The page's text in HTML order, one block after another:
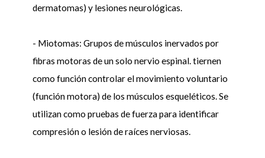
dermatomas) y lesiones neurológicas.
- Miotomas: Grupos de músculos inervados por
fibras motoras de un solo nervio espinal. tiernen
como función controlar el movimiento voluntario
(función motora) de los músculos esqueléticos. Se
utilizan como pruebas de fuerza para identificar
compresión o lesión de raíces nerviosas.